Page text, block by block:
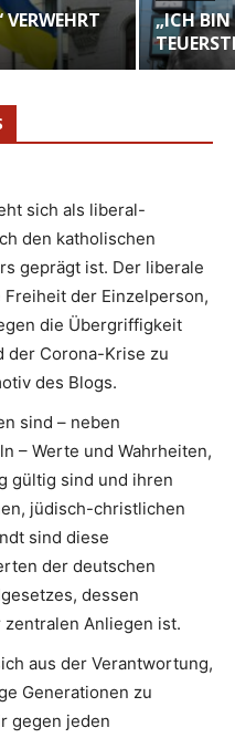
„ICH BIN
sich als liberal-
den katholischen
geprägt ist. Der liberale
der Einzelperson,
die Übergriffigkeit
der Corona-Krise zu
des Blogs.
sind – neben
– Werte und Wahrheiten,
gültig sind und ihren
jüdisch-christlichen
sind diese
der deutschen
dessen
Anliegen ist.
aus der Verantwortung,
Generationen zu
gegen jeden